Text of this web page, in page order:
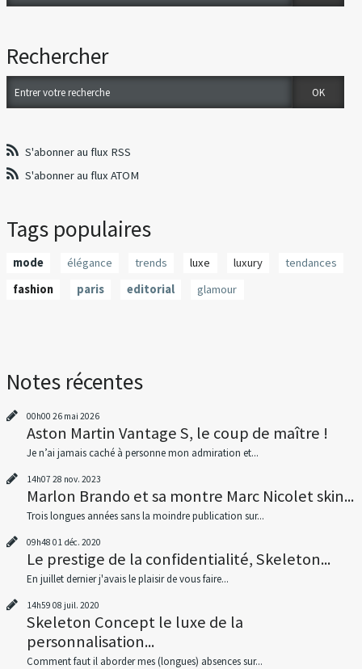
Rechercher
S'abonner au flux RSS
S'abonner au flux ATOM
Tags populaires
mode élégance trends luxe luxury
tendances
fashion
paris editorial glamour
Notes récentes
00h00 26 mai 2026
Aston Martin Vantage S, le coup de maître !
Je n’ai jamais caché à personne mon admiration et...
14h07 28 nov. 2023
Marlon Brando et sa montre Marc Nicolet skin...
Trois longues années sans la moindre publication sur...
09h48 01 déc. 2020
Le prestige de la confidentialité, Skeleton...
En juillet dernier j'avais le plaisir de vous faire...
14h59 08 juil. 2020
Skeleton Concept le luxe de la
personnalisation...
Comment faut il aborder mes (longues) absences sur...